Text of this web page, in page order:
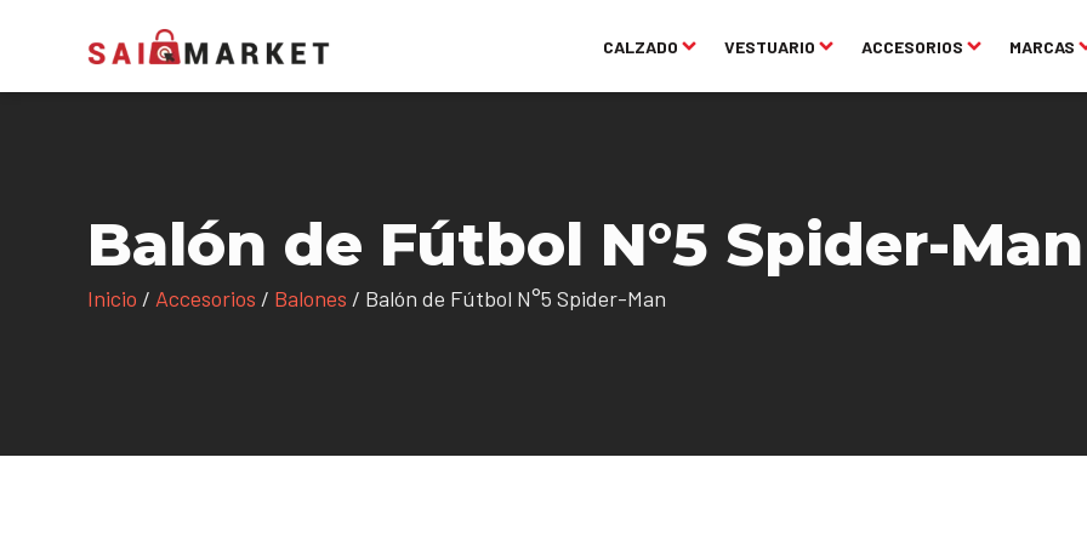
CALZADO VESTUARIO ACCESORIOS MARCAS
Balón de Fútbol N°5 Spider-Man
Inicio / Accesorios / Balones / Balón de Fútbol N°5 Spider-Man